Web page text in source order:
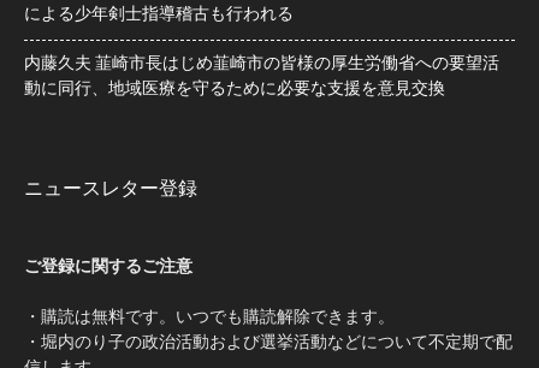
による少年剣士指導稽古も行われる
内藤久夫 韮崎市長はじめ韮崎市の皆様の厚生労働省への要望活
動に同行、地域医療を守るために必要な支援を意見交換
ニュースレター登録
ご登録に関するご注意
・購読は無料です。いつでも購読解除できます。
・堀内のり子の政治活動および選挙活動などについて不定期で配